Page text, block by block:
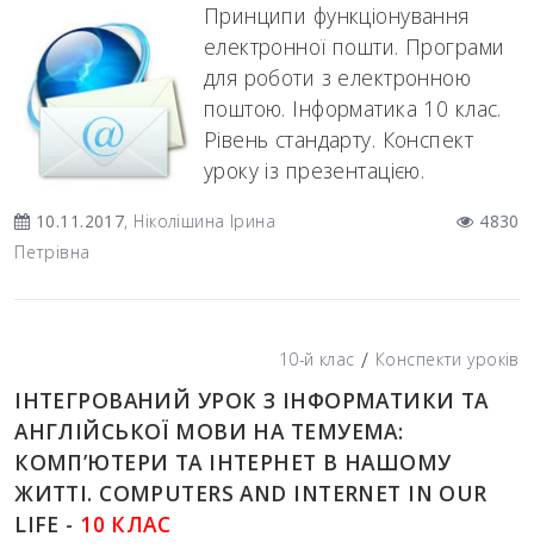
Принципи функціонування
електронної пошти. Програми
для роботи з електронною
поштою. Інформатика 10 клас.
Рівень стандарту. Конспект
уроку із презентацією.
10.11.2017, Ніколішина Ірина
Петрівна
4830
10-й клас / Конспекти уроків
ІНТЕГРОВАНИЙ УРОК З ІНФОРМАТИКИ ТА
АНГЛІЙСЬКОЇ МОВИ НА ТЕМУЕМА:
КОМП’ЮТЕРИ ТА ІНТЕРНЕТ В НАШОМУ
ЖИТТІ. COMPUTERS AND INTERNET IN OUR
LIFE - 10 КЛАС